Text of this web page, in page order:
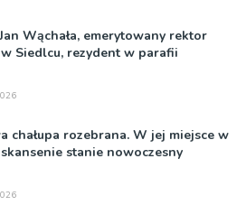
Wąchała, emerytowany rektor
Siedlcu, rezydent w parafii
chałupa rozebrana. W jej miejsce w
stanie nowoczesny